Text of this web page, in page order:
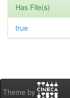
Has File(s)
true
Theme by